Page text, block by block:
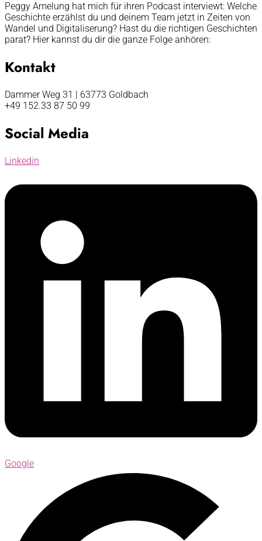
Peggy Amelung hat mich für ihren Podcast interviewt: Welche
Geschichte erzählst du und deinem Team jetzt in Zeiten von
Wandel und Digitaliserung? Hast du die richtigen Geschichten
parat? Hier kannst du dir die ganze Folge anhören:
Kontakt
Dammer Weg 31 | 63773 Goldbach
+49 152.33 87 50 99
Social Media
Linkedin
Google